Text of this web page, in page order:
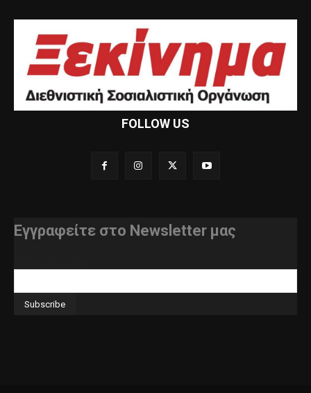
FOLLOW US
Εγγραφείτε στο Newsletter μας